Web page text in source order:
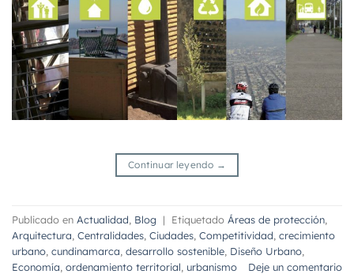
Continuar leyendo →
Publicado en Actualidad Blog | Etiquetado Áreas de protección
Arquitectura Centralidades Ciudades Competitividad crecimiento
urbano cundinamarca desarrollo sostenible Diseño Urbano
Economía ordenamiento territorial urbanismo Deje un comentario